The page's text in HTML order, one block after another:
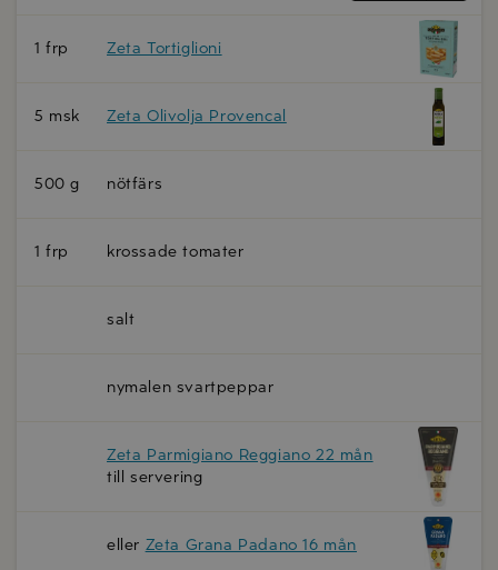
1 frp Zeta Tortiglioni
5 msk Zeta Olivolja Provencal
500 g nötfärs
1 frp krossade tomater
salt
nymalen svartpeppar
Zeta Parmigiano Reggiano 22 mån
till servering
eller Zeta Grana Padano 16 mån